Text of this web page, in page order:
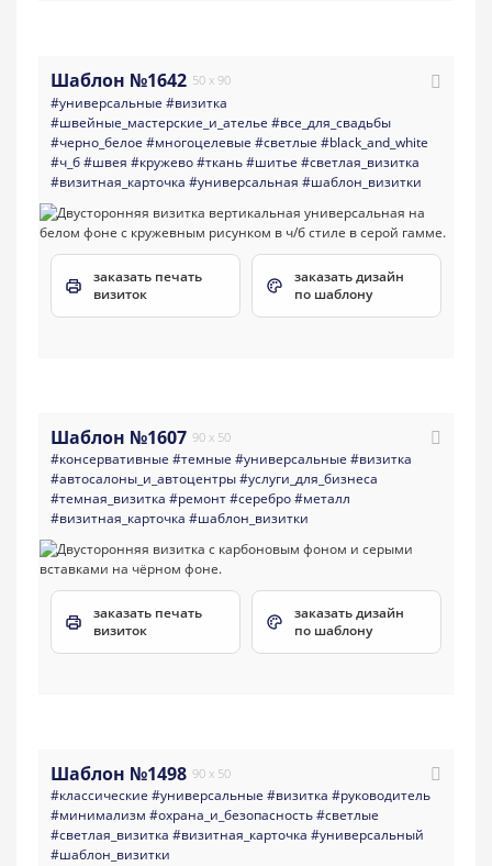
Шаблон №1642 50 x 90
#универсальные #визитка
#швейные_мастерские_и_ателье #все_для_свадьбы
#черно_белое #многоцелевые #светлые #black_and_white
#ч_б#швея #кружево#ткань#шитье #светлая_визитка
#визитная_карточка #универсальная #шаблон_визитки
заказать печать
визиток
заказать дизайн
по шаблону
Шаблон №1607 90 x 50
#консервативные #темные #универсальные #визитка
#aвтосалоны_и_автоцентры#услуги_для_бизнеса
#темная_визитка #ремонт#серебро#металл
#визитная_карточка #шаблон_визитки
заказать печать
визиток
заказать дизайн
по шаблону
Шаблон №1498 90 x 50
#классические #универсальные #визитка #руководитель
#минимализм #охрана_и_безопасность#светлые
#светлая_визитка #визитная_карточка #универсальный
#шаблон_визитки